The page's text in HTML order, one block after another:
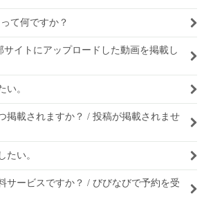
て何ですか？
サイトにアップロードした動画を掲載し
い。
掲載されますか？ / 投稿が掲載されませ
たい。
サービスですか？ / びびなびで予約を受